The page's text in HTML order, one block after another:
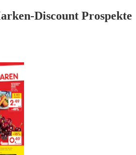
Discount Prospekte